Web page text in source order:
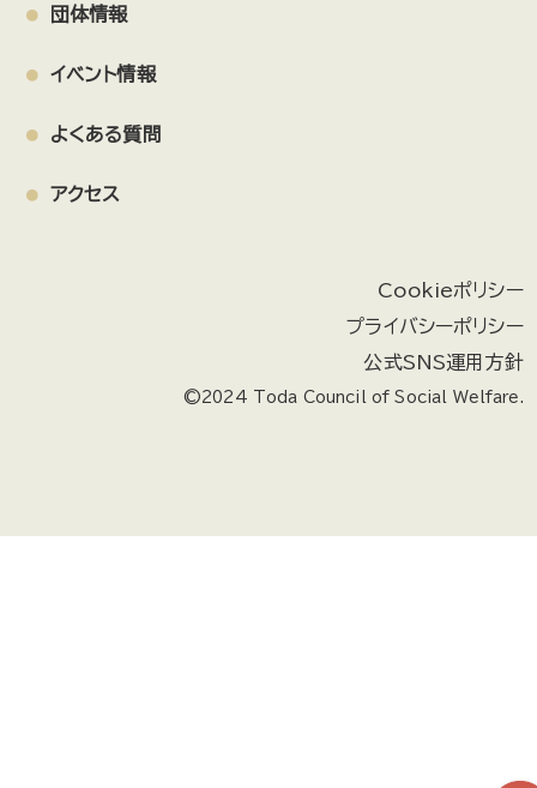
団体情報
イベント情報
よくある質問
アクセス
Cookieポリシー
プライバシーポリシー
公式SNS運用方針
©2024 Toda Council of Social Welfare.